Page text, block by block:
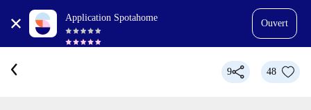
Application Spotahome
Ouvert
9 48